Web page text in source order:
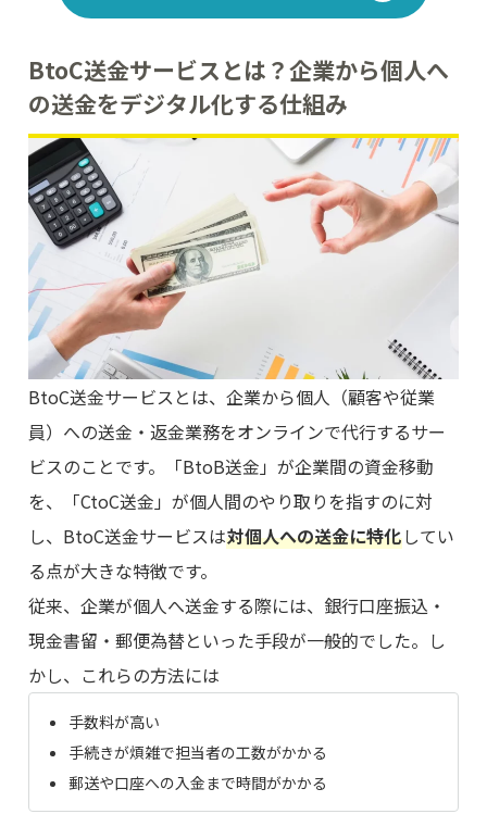
BtoC送金サービスとは？企業から個人へ
の送金をデジタル化する仕組み
BtoC送金サービスとは、企業から個人（顧客や従業
員）への送金・返金業務をオンラインで代行するサー
ビスのことです。「BtoB送金」が企業間の資金移動
を、「CtoC送金」が個人間のやり取りを指すのに対
し、BtoC送金サービスは対個人への送金に特化してい
る点が大きな特徴です。
従来、企業が個人へ送金する際には、銀行口座振込・
現金書留・郵便為替といった手段が一般的でした。し
かし、これらの方法には
手数料が高い
手続きが煩雑で担当者の工数がかかる
郵送や口座への入金まで時間がかかる